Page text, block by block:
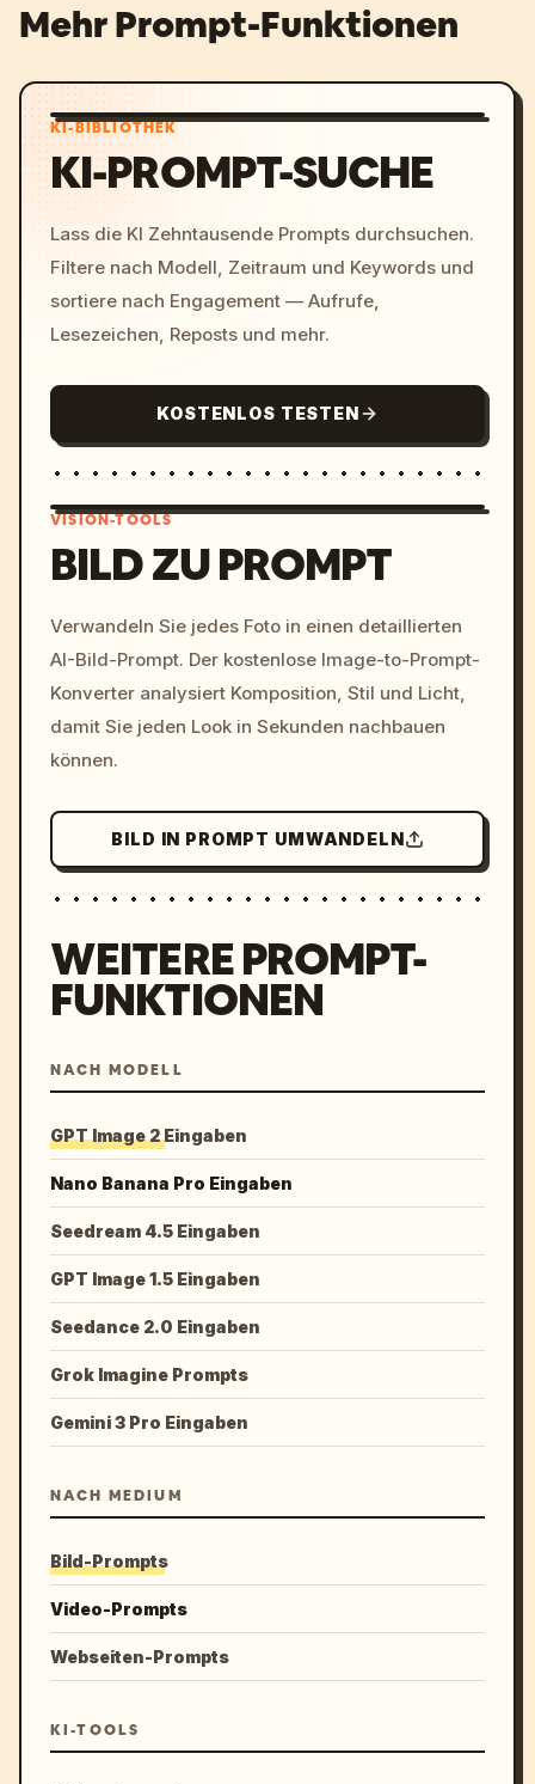
Mehr Prompt-Funktionen
KI-BIBLIOTHEK
KI-PROMPT-SUCHE
Lass die KI Zehntausende Prompts durchsuchen.
Filtere nach Modell, Zeitraum und Keywords und
sortiere nach Engagement — Aufrufe,
Lesezeichen, Reposts und mehr.
KOSTENLOS TESTEN
c, cyberpunk sunset, neon
colors, 8k --v 6.0
VISION-TOOLS
BILD ZU PROMPT
Verwandeln Sie jedes Foto in einen detaillierten
AI-Bild-Prompt. Der kostenlose Image-to-Prompt-
Konverter analysiert Komposition, Stil und Licht,
damit Sie jeden Look in Sekunden nachbauen
können.
BILD IN PROMPT UMWANDELN
WEITERE PROMPT-
FUNKTIONEN
NACH MODELL
GPT Image 2 Eingaben
Nano Banana Pro Eingaben
Seedream 4.5 Eingaben
GPT Image 1.5 Eingaben
Seedance 2.0 Eingaben
Grok Imagine Prompts
Gemini 3 Pro Eingaben
NACH MEDIUM
Bild-Prompts
Video-Prompts
Webseiten-Prompts
KI-TOOLS